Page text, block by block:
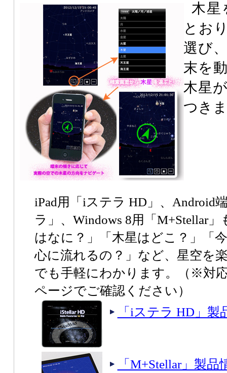
木星
とお
選び
末を
木星
つき
iPad用「iステラ HD」、Android
ラ」、Windows 8用「M+Stellar
はなに？」「木星はどこ？」「
心に流れるの？」など、星空を
でも手軽にわかります。（※対
ページでご確認ください）
「iステラ HD」製
「M+Stellar」製